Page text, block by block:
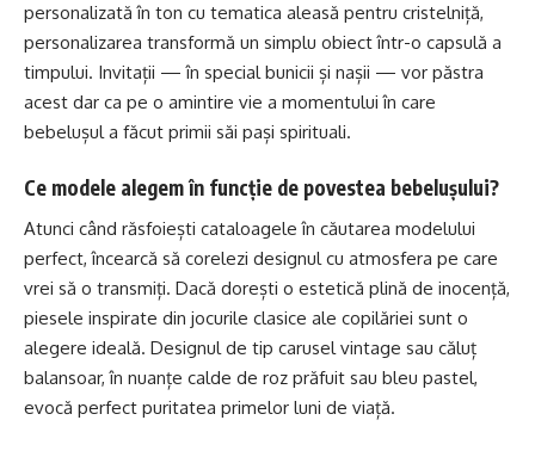
personalizată în ton cu tematica aleasă pentru cristelniță,
personalizarea transformă un simplu obiect într-o capsulă a
timpului. Invitații — în special bunicii și nașii — vor păstra
acest dar ca pe o amintire vie a momentului în care
bebelușul a făcut primii săi pași spirituali.
Ce modele alegem în funcție de povestea bebelușului?
Atunci când răsfoiești cataloagele în căutarea modelului
perfect, încearcă să corelezi designul cu atmosfera pe care
vrei să o transmiți. Dacă dorești o estetică plină de inocență,
piesele inspirate din jocurile clasice ale copilăriei sunt o
alegere ideală. Designul de tip carusel vintage sau căluț
balansoar, în nuanțe calde de roz prăfuit sau bleu pastel,
evocă perfect puritatea primelor luni de viață.